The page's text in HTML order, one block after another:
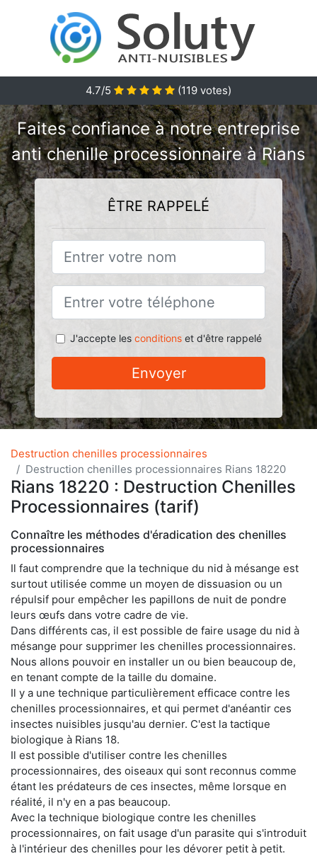
4.7/5 (119 votes)
Faites confiance à notre entreprise
anti chenille processionnaire à Rians
ÊTRE RAPPELÉ
J'accepte les conditionset d'être rappelé
Envoyer
Destruction chenilles processionnaires
Destruction chenilles processionnaires Rians 18220
Rians 18220 : Destruction Chenilles
Processionnaires (tarif)
Connaître les méthodes d'éradication des chenilles
processionnaires
Il faut comprendre que la technique du nid à mésange est
surtout utilisée comme un moyen de dissuasion ou un
répulsif pour empêcher les papillons de nuit de pondre
leurs œufs dans votre cadre de vie.
Dans différents cas, il est possible de faire usage du nid à
mésange pour supprimer les chenilles processionnaires.
Nous allons pouvoir en installer un ou bien beaucoup de,
en tenant compte de la taille du domaine.
Il y a une technique particulièrement efficace contre les
chenilles processionnaires, et qui permet d'anéantir ces
insectes nuisibles jusqu'au dernier. C'est la tactique
biologique à Rians 18.
Il est possible d'utiliser contre les chenilles
processionnaires, des oiseaux qui sont reconnus comme
étant les prédateurs de ces insectes, même lorsque en
réalité, il n'y en a pas beaucoup.
Avec la technique biologique contre les chenilles
processionnaires, on fait usage d'un parasite qui s'introduit
à l'intérieur des chenilles pour les dévorer petit à petit.